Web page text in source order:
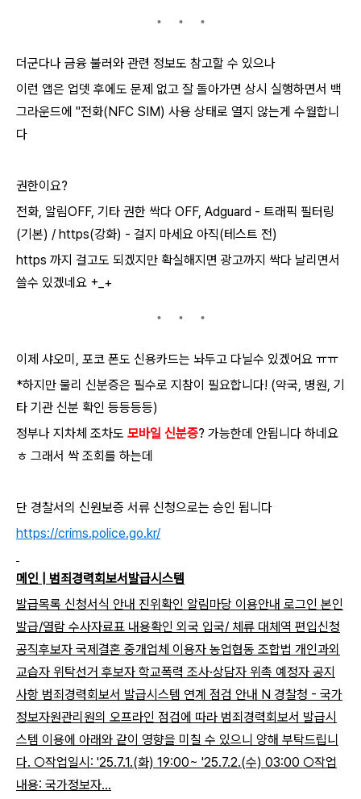
더군다나 금융 불러와 관련 정보도 참고할 수 있으나
이런 앱은 업뎃 후에도 문제 없고 잘 돌아가면 상시 실행하면서 백
그라운드에 "전화(NFC SIM) 사용 상태로 열지 않는게 수월합니
다
권한이요?
전화, 알림OFF, 기타 권한 싹다 OFF, Adguard - 트래픽 필터링
(기본) / https(강화) - 걸지 마세요 아직(테스트 전)
https 까지 걸고도 되겠지만 확실해지면 광고까지 싹다 날리면서
쓸수 있겠네요 +_+
이제 샤오미, 포코 폰도 신용카드는 놔두고 다닐수 있겠어요 ㅠㅠ
*하지만 물리 신분증은 필수로 지참이 필요합니다! (약국, 병원, 기
타 기관 신분 확인 등등등등)
정부나 지차체 조차도 모바일 신분증? 가능한데 안됩니다 하네요
ㅎ 그래서 싹 조회를 하는데
단 경찰서의 신원보증 서류 신청으로는 승인 됩니다
https://crims.police.go.kr/
메인 | 범죄경력회보서발급시스템
발급목록 신청서식 안내 진위확인 알림마당 이용안내 로그인 본인
발급/열람 수사자료표 내용확인 외국 입국/ 체류 대체역 편입신청
공직후보자 국제결혼 중개업체 이용자 농업협동 조합법 개인과외
교습자 위탁선거 후보자 학교폭력 조사·상담자 위촉 예정자 공지
사항 범죄경력회보서 발급시스템 연계 점검 안내 N 경찰청 - 국가
정보자원관리원의 오프라인 점검에 따라 범죄경력회보서 발급시
스템 이용에 아래와 같이 영향을 미칠 수 있으니 양해 부탁드립니
다. ○작업일시: '25.7.1.(화) 19:00~ '25.7.2.(수) 03:00 ○작업
내용: 국가정보자...